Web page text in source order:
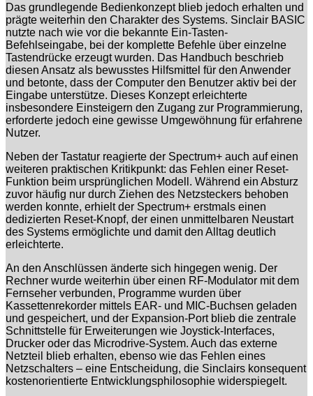
Das grundlegende Bedienkonzept blieb jedoch erhalten und
prägte weiterhin den Charakter des Systems. Sinclair BASIC
nutzte nach wie vor die bekannte Ein-Tasten-
Befehlseingabe, bei der komplette Befehle über einzelne
Tastendrücke erzeugt wurden. Das Handbuch beschrieb
diesen Ansatz als bewusstes Hilfsmittel für den Anwender
und betonte, dass der Computer den Benutzer aktiv bei der
Eingabe unterstütze. Dieses Konzept erleichterte
insbesondere Einsteigern den Zugang zur Programmierung,
erforderte jedoch eine gewisse Umgewöhnung für erfahrene
Nutzer.
Neben der Tastatur reagierte der Spectrum+ auch auf einen
weiteren praktischen Kritikpunkt: das Fehlen einer Reset-
Funktion beim ursprünglichen Modell. Während ein Absturz
zuvor häufig nur durch Ziehen des Netzsteckers behoben
werden konnte, erhielt der Spectrum+ erstmals einen
dedizierten Reset-Knopf, der einen unmittelbaren Neustart
des Systems ermöglichte und damit den Alltag deutlich
erleichterte.
An den Anschlüssen änderte sich hingegen wenig. Der
Rechner wurde weiterhin über einen RF-Modulator mit dem
Fernseher verbunden, Programme wurden über
Kassettenrekorder mittels EAR- und MIC-Buchsen geladen
und gespeichert, und der Expansion-Port blieb die zentrale
Schnittstelle für Erweiterungen wie Joystick-Interfaces,
Drucker oder das Microdrive-System. Auch das externe
Netzteil blieb erhalten, ebenso wie das Fehlen eines
Netzschalters – eine Entscheidung, die Sinclairs konsequent
kostenorientierte Entwicklungsphilosophie widerspiegelt.